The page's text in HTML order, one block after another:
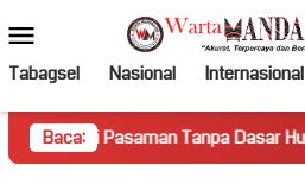
ke
kontenMobile
Tabagsel Nasional Internasional
Baca:Tanpa Dasar Hukum Picu